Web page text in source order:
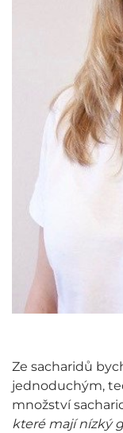
Ze sacharidů
jednoduchým,
množství
které mají nízký